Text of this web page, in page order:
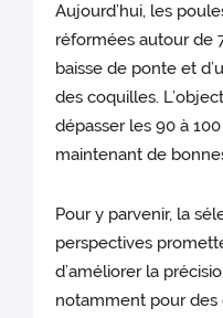
Aujourd’hui, les
réformées autour de
baisse de ponte et
des coquilles.
dépasser les 90 à
maintenant de
Pour y parvenir, la
perspectives
d’améliorer la
notamment pour des